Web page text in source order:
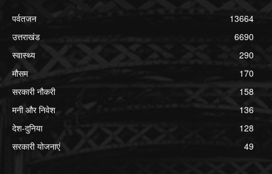
पर्वतजन
13664
उत्तराखंड
6690
स्वास्थ्य
290
मौसम
170
सरकारी नौकरी
158
मनी और निवेश
136
देश-दुनिया
128
सरकारी योजनाएं
49